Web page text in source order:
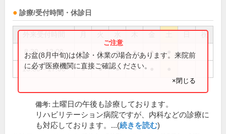
診療/受付時間・休診日
祝
8:30～12:00 ● ● ● ● ●
13:30～17:00 ● ● ● ●
お盆(8月中旬)は休診・休業の場合があります。来院前
に必ず医療機関に直接ご確認ください。
×閉じる
備考: 土曜日の午後も診療しております。
リハビリテーション病院ですが、内科などの診療に
も対応しております。...(続きを読む)